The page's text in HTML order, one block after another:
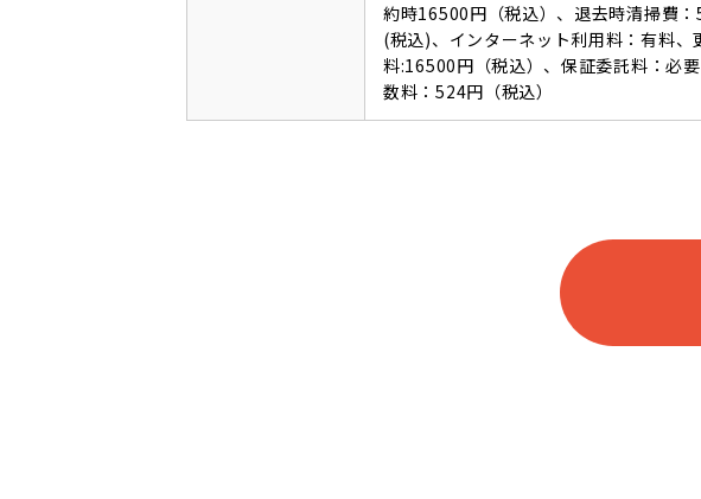
約時16500円（税込）、退去時清掃費
(税込)、インターネット利用料：有料、
料:16500円（税込）、保証委託料：必
数料：524円（税込）